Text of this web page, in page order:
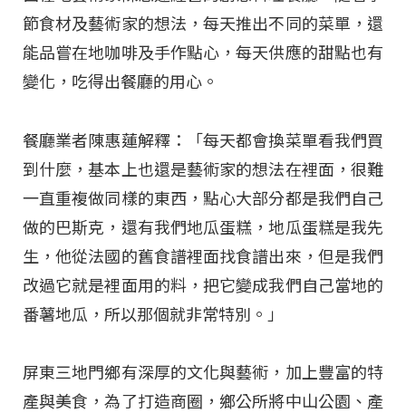
節食材及藝術家的想法，每天推出不同的菜單，還
能品嘗在地咖啡及手作點心，每天供應的甜點也有
變化，吃得出餐廳的用心。
餐廳業者陳惠蓮解釋：「每天都會換菜單看我們買
到什麼，基本上也還是藝術家的想法在裡面，很難
一直重複做同樣的東西，點心大部分都是我們自己
做的巴斯克，還有我們地瓜蛋糕，地瓜蛋糕是我先
生，他從法國的舊食譜裡面找食譜出來，但是我們
改過它就是裡面用的料，把它變成我們自己當地的
番薯地瓜，所以那個就非常特別。」
屏東三地門鄉有深厚的文化與藝術，加上豐富的特
產與美食，為了打造商圈，鄉公所將中山公園、產